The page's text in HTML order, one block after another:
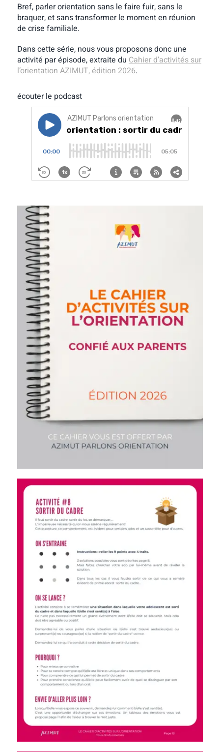
Bref, parler orientation sans le faire fuir, sans le
braquer, et sans transformer le moment en réunion
de crise familiale.
Dans cette série, nous vous proposons donc une
activité par épisode, extraite du Cahier d’activités sur
l’orientation AZIMUT, édition 2026.
écouter le podcast